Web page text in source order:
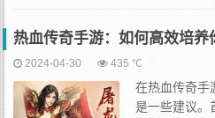
热血传奇手游：如何高效培养
2024-04-30 435 ℃
在热血传奇手
是一些建议。